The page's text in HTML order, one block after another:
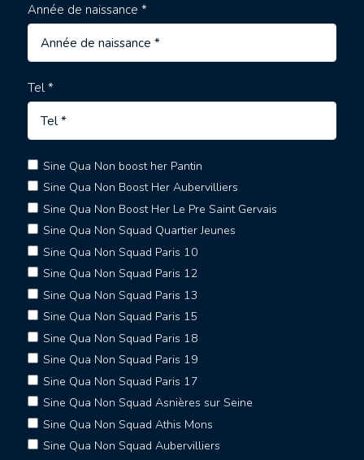
Année de naissance *
Tel *
Sine Qua Non boost her Pantin
Sine Qua Non Boost Her Aubervilliers
Sine Qua Non Boost Her Le Pre Saint Gervais
Sine Qua Non Squad Quartier Jeunes
Sine Qua Non Squad Paris 10
Sine Qua Non Squad Paris 12
Sine Qua Non Squad Paris 13
Sine Qua Non Squad Paris 15
Sine Qua Non Squad Paris 18
Sine Qua Non Squad Paris 19
Sine Qua Non Squad Paris 17
Sine Qua Non Squad Asnières sur Seine
Sine Qua Non Squad Athis Mons
Sine Qua Non Squad Aubervilliers